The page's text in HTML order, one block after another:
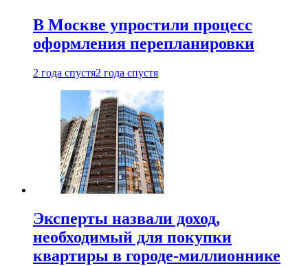
В Москве упростили процесс
оформления перепланировки
2 года спустя2 года спустя
Эксперты назвали доход,
необходимый для покупки
квартиры в городе-миллионнике